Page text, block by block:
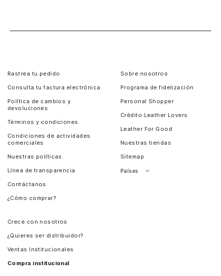
Rastrea tu pedido
Consulta tu factura electrónica
Política de cambios y
devoluciones
Términos y condiciones
Condiciones de actividades
comerciales
Nuestras políticas
Línea de transparencia
Contáctanos
¿Cómo comprar?
Sobre nosotros
Programa de fidelización
Personal Shopper
Crédito Leather Lovers
Leather For Good
Nuestras tiendas
Sitemap
Países
Crece con nosotros
¿Quieres ser distribuidor?
Ventas Institucionales
Compra institucional